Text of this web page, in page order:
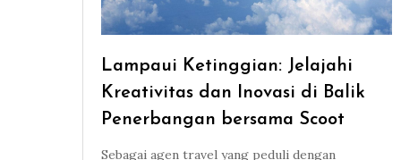
Lampaui Ketinggian: Jelajahi
Kreativitas dan Inovasi di Balik
Penerbangan bersama Scoot
Sebagai agen travel yang peduli dengan